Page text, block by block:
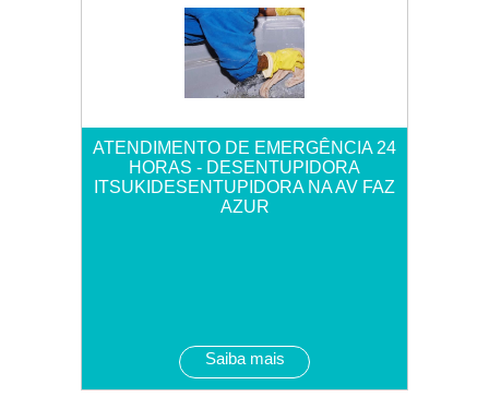
ATENDIMENTO DE EMERGÊNCIA 24
HORAS - DESENTUPIDORA
ITSUKIDESENTUPIDORA NA AV FAZ
AZUR
Saiba mais